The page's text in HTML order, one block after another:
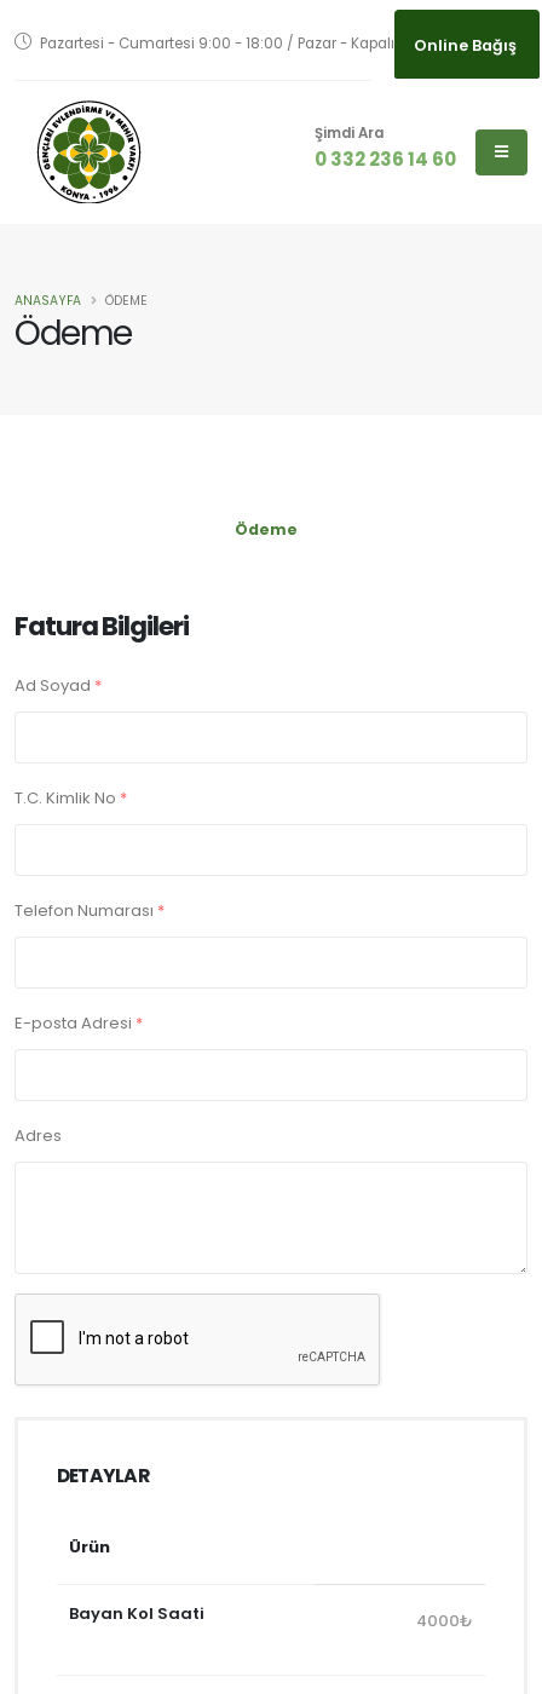
Pazartesi - Cumartesi 9:00 - 18:00 / Pazar - Kapalı Online Bağış
Şimdi Ara
0 332 236 14 60
Ödeme
ANASAYFA ÖDEME
Ödeme
Fatura Bilgileri
Ad Soyad *
T.C. Kimlik No *
Telefon Numarası *
E-posta Adresi *
Adres
DETAYLAR
Ürün
Bayan Kol Saati 4000₺